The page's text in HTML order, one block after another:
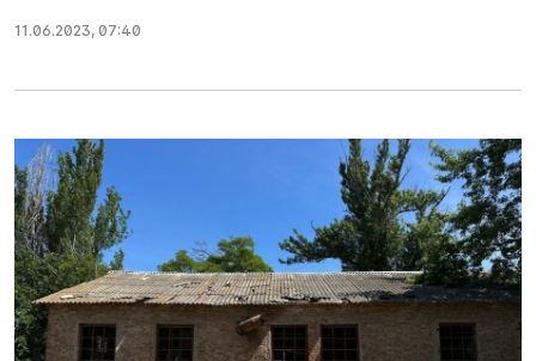
11.06.2023, 07:40